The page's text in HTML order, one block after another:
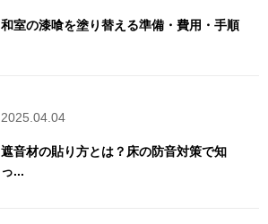
和室の漆喰を塗り替える準備・費用・手順
2025.04.04
遮音材の貼り方とは？床の防音対策で知
っ...